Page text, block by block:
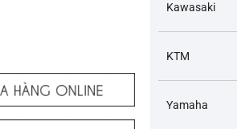
Kawasaki
KTM
Yamaha